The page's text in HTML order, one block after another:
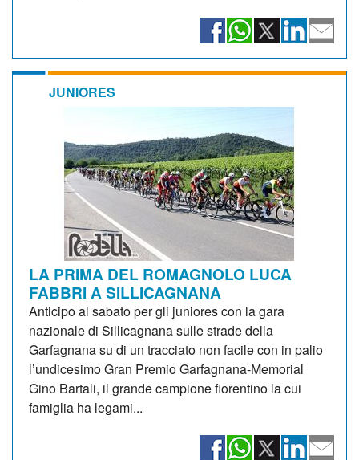
JUNIORES
LA PRIMA DEL ROMAGNOLO LUCA
FABBRI A SILLICAGNANA
Anticipo al sabato per gli juniores con la gara
nazionale di Sillicagnana sulle strade della
Garfagnana su di un tracciato non facile con in palio
l’undicesimo Gran Premio Garfagnana-Memorial
Gino Bartali, il grande campione fiorentino la cui
famiglia ha legami...